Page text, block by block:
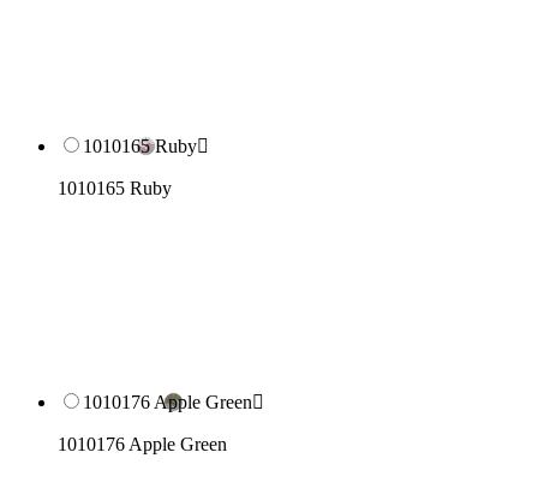
1010165 Ruby
1010165 Ruby
1010176 Apple Green
1010176 Apple Green